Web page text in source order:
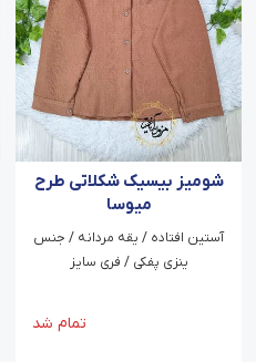
شومیز بیسیک شکلاتی طرح
میوسا
آستین افتاده / یقه مردانه / جنس
ینزی پفکی / فری سایز
تمام شد